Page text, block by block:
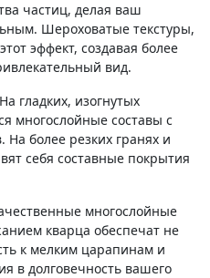
частиц, делая ваш
Шероховатые текстуры,
эффект, создавая более
вид.
На гладких, изогнутых
многослойные составы с
более резких гранях и
себя составные покрытия
многослойные
кварца обеспечат не
к мелким царапинам и
в долговечность вашего